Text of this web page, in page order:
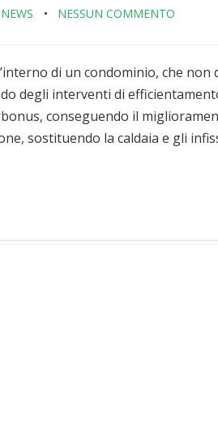
NEWS NESSUN COMMENTO
di un condominio, che
degli interventi di
conseguendo il
sostituendo la caldaia e gli